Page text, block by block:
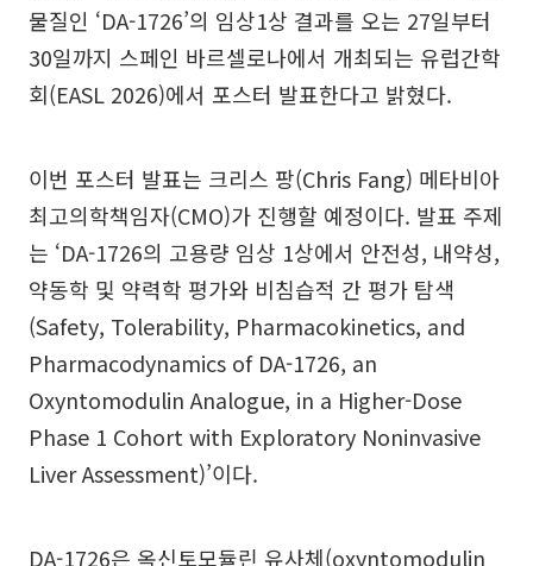
물질인 ‘DA-1726’의 임상1상 결과를 오는 27일부터
30일까지 스페인 바르셀로나에서 개최되는 유럽간학
회(EASL 2026)에서 포스터 발표한다고 밝혔다.
이번 포스터 발표는 크리스 팡(Chris Fang) 메타비아
최고의학책임자(CMO)가 진행할 예정이다. 발표 주제
는 ‘DA-1726의 고용량 임상 1상에서 안전성, 내약성,
약동학 및 약력학 평가와 비침습적 간 평가 탐색
(Safety, Tolerability, Pharmacokinetics, and
Pharmacodynamics of DA-1726, an
Oxyntomodulin Analogue, in a Higher-Dose
Phase 1 Cohort with Exploratory Noninvasive
Liver Assessment)’이다.
DA-1726은 옥신토모듈린 유사체(oxyntomodulin